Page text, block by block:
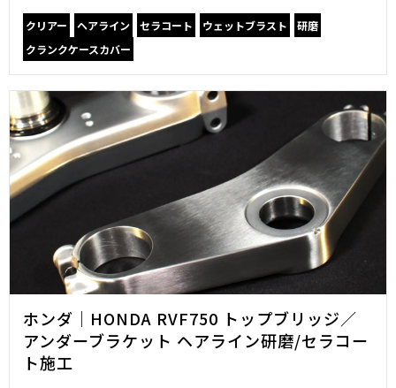
クリアー ヘアライン セラコート ウェットブラスト
研磨
クランクケースカバー
ホンダ｜HONDA RVF750 トップブリッジ／
アンダーブラケット ヘアライン研磨/セラコー
ト施工